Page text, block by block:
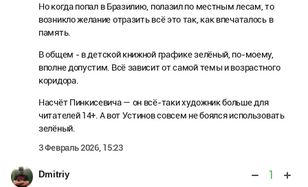
Но когда попал в Бразилию, полазил по местным лесам, то
возникло желание отразить всё это так, как впечаталось в
память.
В общем - в детской книжной графике зелёный, по-моему,
вполне допустим. Всё зависит от самой темы и возрастного
коридора.
Насчёт Пинкисевича — он всё-таки художник больше для
читателей 14+. А вот Устинов совсем не боялся использовать
зелёный.
3 Февраль 2026, 15:23
Dmitriy 1